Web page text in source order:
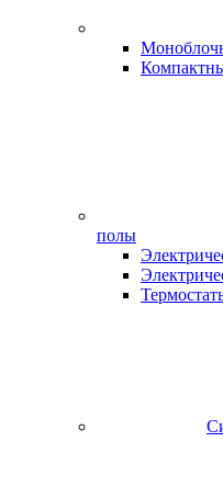
полы